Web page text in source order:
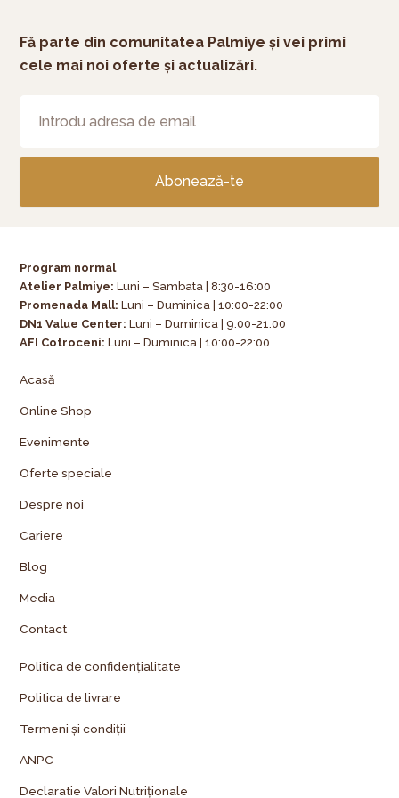
Fă parte din comunitatea Palmiye și vei primi
cele mai noi oferte și actualizări.
Abonează-te
Program normal
Atelier Palmiye: Luni – Sambata | 8:30-16:00
Promenada Mall: Luni – Duminica | 10:00-22:00
DN1 Value Center: Luni – Duminica | 9:00-21:00
AFI Cotroceni: Luni – Duminica | 10:00-22:00
Acasă
Online Shop
Evenimente
Oferte speciale
Despre noi
Cariere
Blog
Media
Contact
Politica de confidențialitate
Politica de livrare
Termeni și condiții
ANPC
Declaratie Valori Nutriționale